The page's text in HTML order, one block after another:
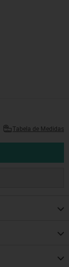
Tabela de Medidas